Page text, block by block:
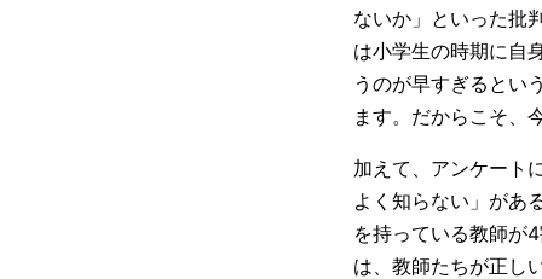
ないか」といった批
は小学生の時期に自
うのが早すぎるとい
ます。だからこそ、
加えて、アンケート
よく知らない」があ
を持っている教師が
は、教師たちが正し